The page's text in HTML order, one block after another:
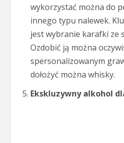
wykorzystać można do
innego typu nalewek.
jest wybranie karafki ze
Ozdobić ją można
spersonalizowanym
dołożyć można whisky.
Ekskluzywny alkohol